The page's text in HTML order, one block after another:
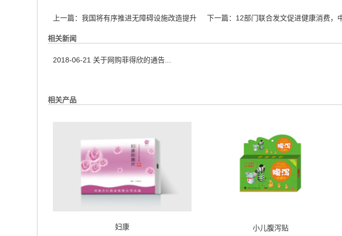
上一篇： 我国将有序推进无障碍设施改造提升 下一篇： 12部门联合发文促进健康消费，
相关新闻
2018-06-21 关于网购菲得欣的通告...
相关产品
妇康 小儿腹泻贴